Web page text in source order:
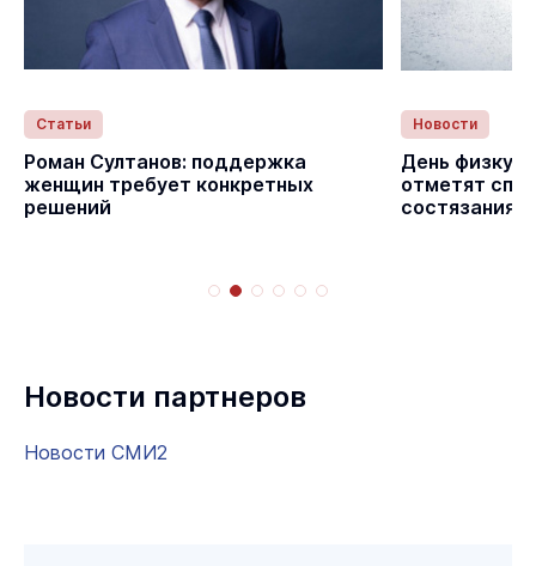
Статьи
Роман Султанов: поддержка
женщин требует конкретных
решений
Новости
День
отметят
Новости партнеров
Новости СМИ2